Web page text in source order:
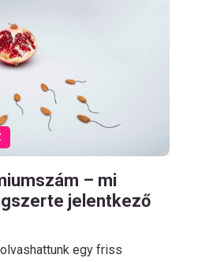
– mi
jelentkező
egy friss